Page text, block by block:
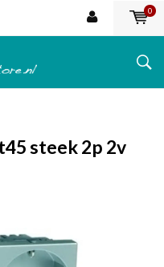
0
steek 2p 2v